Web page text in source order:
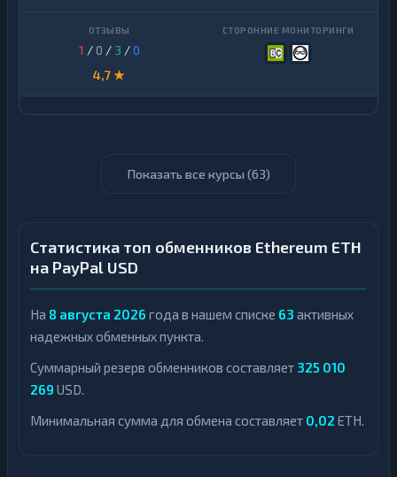
1 / 0 / 3 /0
4,7 ★
Показать все курсы (63)
Статистика топ обменников Ethereum ETH
на PayPal USD
На 8 августа 2026 года в нашем списке 63 активных
надежных обменных пункта.
Суммарный резерв обменников составляет 325 010
269 USD.
Минимальная сумма для обмена составляет 0,02 ETH.